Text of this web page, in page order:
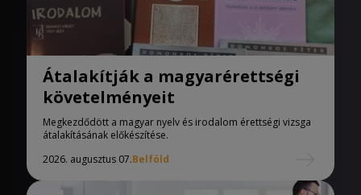
Átalakítják a magyarérettségi
követelményeit
Megkezdődött a magyar nyelv és irodalom érettségi vizsga
átalakításának előkészítése.
2026. augusztus 07.Belföld